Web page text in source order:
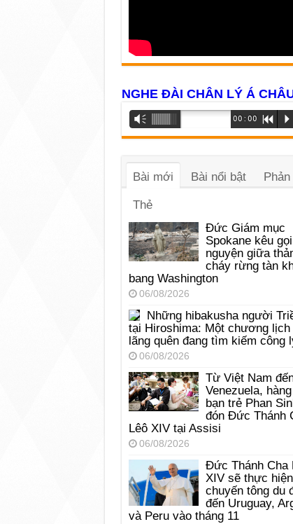
NGHE ĐÀI CHÂN LÝ Á
Trình
phát
âm
Vm 00:00 R P
Bài mới Bài nổi bật Phản
Thẻ
Đức Giám mục
Spokane kêu
nguyện giữa
cháy rừng tàn
bang Washington
06/08/2026
Những hibakusha người
tại Hiroshima: Một chương
lãng quên đang tìm kiếm công
06/08/2026
Từ Việt Nam
Venezuela,
bạn trẻ Phan
đón Đức Thánh
Lêô XIV tại Assisi
06/08/2026
Đức Thánh Cha
XIV sẽ thực hiện
chuyến tông du
đến Uruguay,
và Peru vào tháng 11